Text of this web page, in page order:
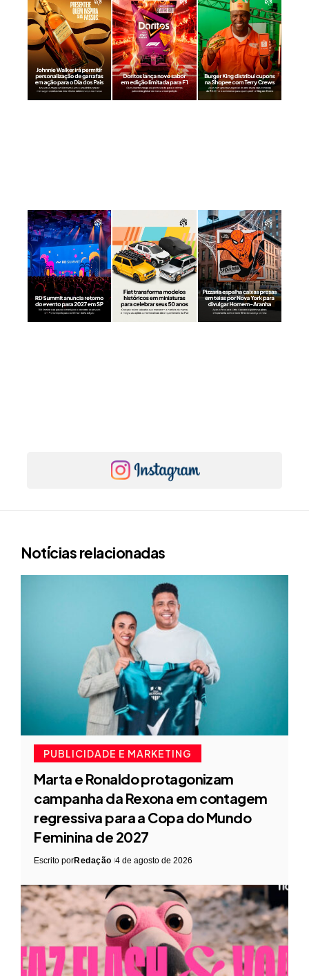
Notícias relacionadas
PUBLICIDADE E MARKETING
Marta e Ronaldo protagonizam
campanha da Rexona em contagem
regressiva para a Copa do Mundo
Feminina de 2027
Escrito porRedação 4 de agosto de 2026